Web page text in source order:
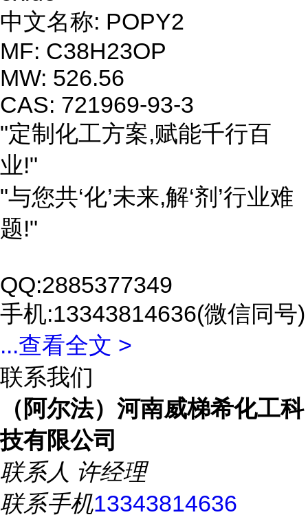
中文名称: POPY2
MF: C38H23OP
MW: 526.56
CAS: 721969-93-3
"定制化工方案,赋能千行百
业!"
"与您共‘化’未来,解‘剂’行业难
题!"
QQ:2885377349
手机:13343814636(微信同号)
...查看全文 >
联系我们
（阿尔法）河南威梯希化工科
技有限公司
联系人 许经理
联系手机13343814636